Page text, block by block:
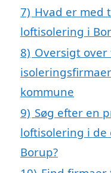
7) Hvad er med
loftisolering i
8) Oversigt
kommune
9) Søg efter en
loftisolering i
Borup?